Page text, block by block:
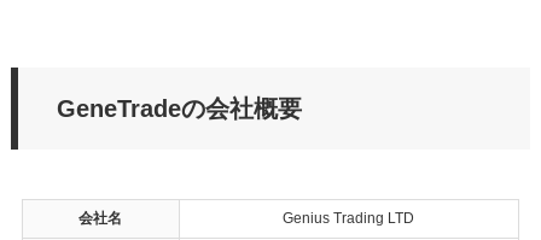
GeneTradeの会社概要
会社名 Genius Trading LTD